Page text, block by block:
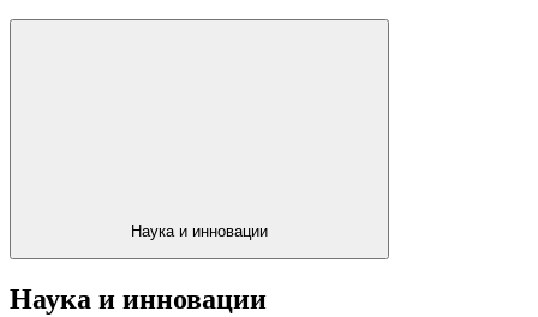
Наука и инновации
Наука и инновации